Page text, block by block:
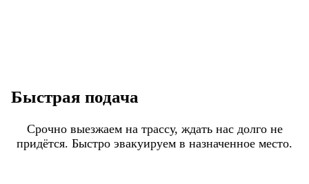
Быстрая подача
Срочно выезжаем на трассу, ждать нас долго не
придётся. Быстро эвакуируем в назначенное место.